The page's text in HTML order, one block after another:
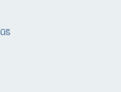
ธิ